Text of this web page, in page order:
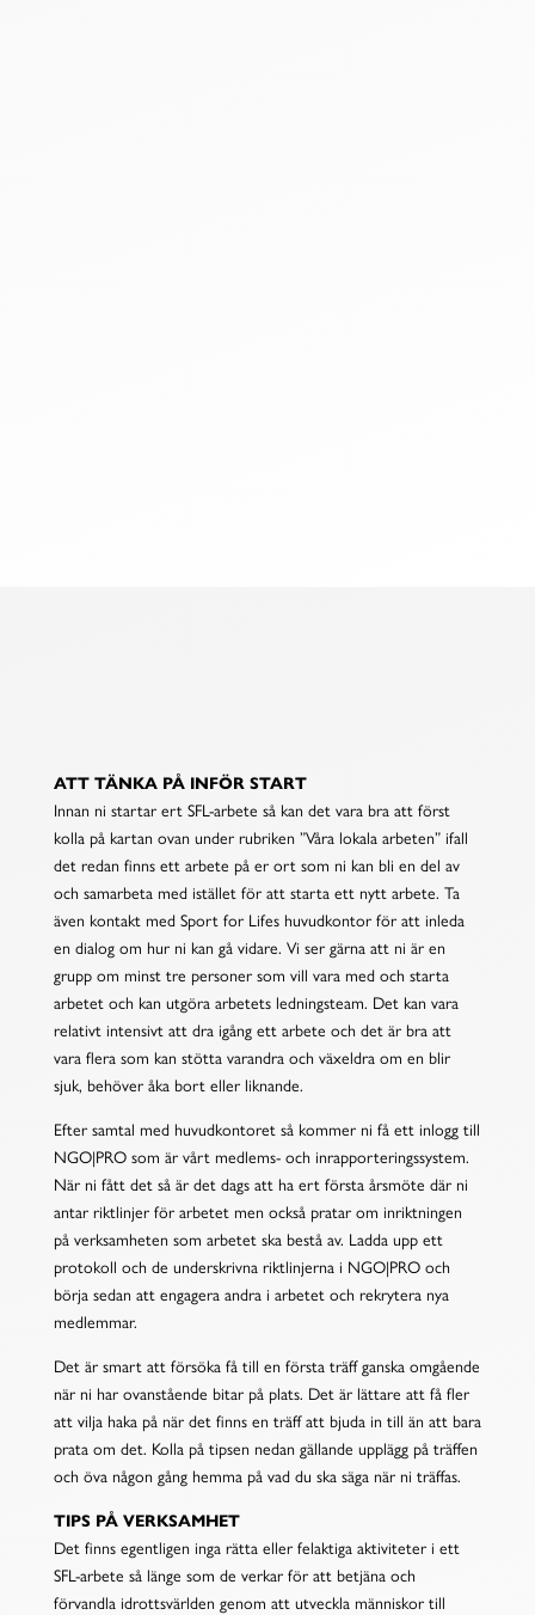
ATT TÄNKA PÅ INFÖR START
Innan ni startar ert SFL-arbete så kan det vara bra att först
kolla på kartan ovan under rubriken ”Våra lokala arbeten” ifall
det redan finns ett arbete på er ort som ni kan bli en del av
och samarbeta med istället för att starta ett nytt arbete. Ta
även kontakt med Sport for Lifes huvudkontor för att inleda
en dialog om hur ni kan gå vidare. Vi ser gärna att ni är en
grupp om minst tre personer som vill vara med och starta
arbetet och kan utgöra arbetets ledningsteam. Det kan vara
relativt intensivt att dra igång ett arbete och det är bra att
vara flera som kan stötta varandra och växeldra om en blir
sjuk, behöver åka bort eller liknande.
Efter samtal med huvudkontoret så kommer ni få ett inlogg till
NGO|PRO som är vårt medlems- och inrapporteringssystem.
När ni fått det så är det dags att ha ert första årsmöte där ni
antar riktlinjer för arbetet men också pratar om inriktningen
på verksamheten som arbetet ska bestå av. Ladda upp ett
protokoll och de underskrivna riktlinjerna i NGO|PRO och
börja sedan att engagera andra i arbetet och rekrytera nya
medlemmar.
Det är smart att försöka få till en första träff ganska omgående
när ni har ovanstående bitar på plats. Det är lättare att få fler
att vilja haka på när det finns en träff att bjuda in till än att bara
prata om det. Kolla på tipsen nedan gällande upplägg på träffen
och öva någon gång hemma på vad du ska säga när ni träffas.
TIPS PÅ VERKSAMHET
Det finns egentligen inga rätta eller felaktiga aktiviteter i ett
SFL-arbete så länge som de verkar för att betjäna och
förvandla idrottsvärlden genom att utveckla människor till